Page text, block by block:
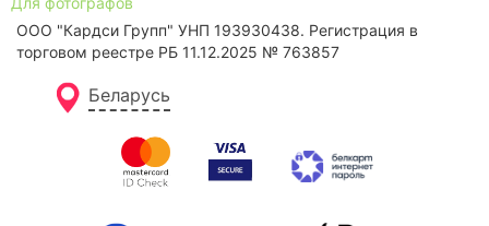
ООО "Кардси Групп" УНП 193930438. Региcтрация в
торговом реестре РБ 11.12.2025 № 763857
Беларусь